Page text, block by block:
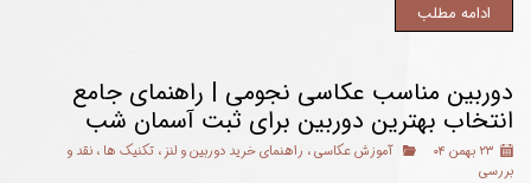
ادامه مطلب
دوربین مناسب عکاسی نجومی | راهنمای جامع
انتخاب بهترین دوربین برای ثبت آسمان شب
۲۳ بهمن ۰۴ آموزش عکاسی، راهنمای خرید دوربین و لنز، تکنیک ها ، نقد و
بررسی